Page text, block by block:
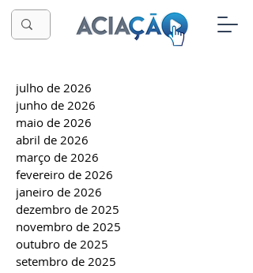
julho de 2026
junho de 2026
maio de 2026
abril de 2026
março de 2026
fevereiro de 2026
janeiro de 2026
dezembro de 2025
novembro de 2025
outubro de 2025
setembro de 2025